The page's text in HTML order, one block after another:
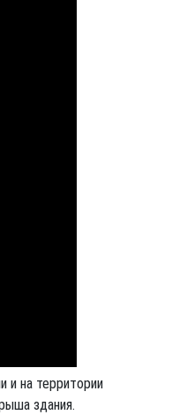
и на территории
здания.